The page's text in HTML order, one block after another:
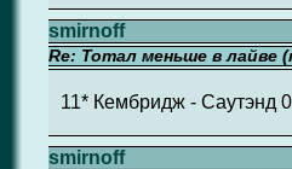
smirnoff
Re: Тотал меньше в лайве
11* Кембридж - Саутэнд
smirnoff